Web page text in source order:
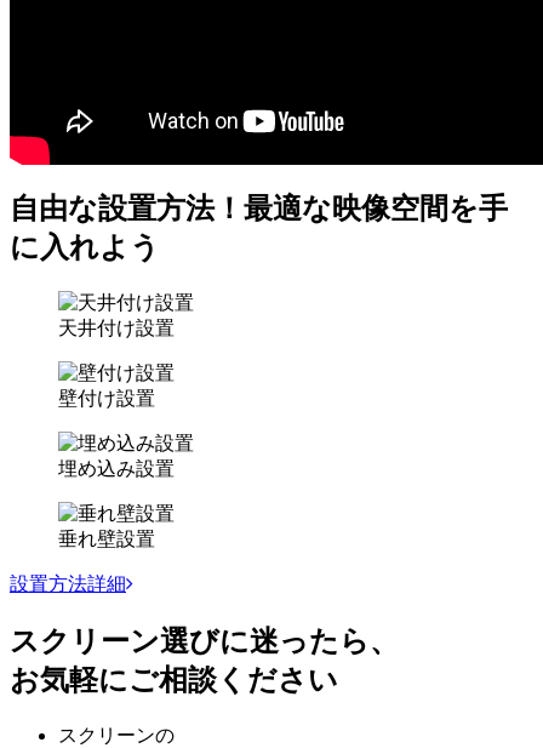
自由な設置方法！最適な映像空間を手
に入れよう
天井付け設置
壁付け設置
埋め込み設置
垂れ壁設置
設置方法詳細
スクリーン選びに迷ったら、
お気軽にご相談ください
スクリーンの